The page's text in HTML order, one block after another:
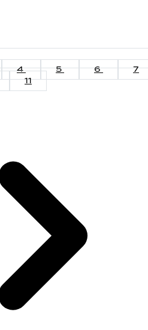
4 5 6
7
11